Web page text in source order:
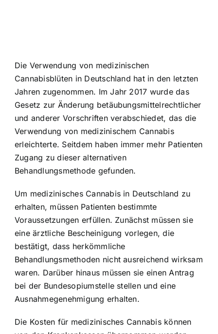
Die Verwendung von medizinischen
Cannabisblüten in Deutschland hat in den letzten
Jahren zugenommen. Im Jahr 2017 wurde das
Gesetz zur Änderung betäubungsmittelrechtlicher
und anderer Vorschriften verabschiedet, das die
Verwendung von medizinischem Cannabis
erleichterte. Seitdem haben immer mehr Patienten
Zugang zu dieser alternativen
Behandlungsmethode gefunden.
Um medizinisches Cannabis in Deutschland zu
erhalten, müssen Patienten bestimmte
Voraussetzungen erfüllen. Zunächst müssen sie
eine ärztliche Bescheinigung vorlegen, die
bestätigt, dass herkömmliche
Behandlungsmethoden nicht ausreichend wirksam
waren. Darüber hinaus müssen sie einen Antrag
bei der Bundesopiumstelle stellen und eine
Ausnahmegenehmigung erhalten.
Die Kosten für medizinisches Cannabis können